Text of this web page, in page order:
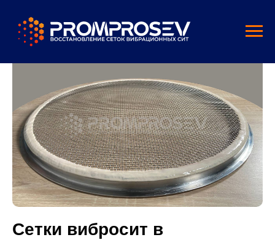
Сетки вибросит в